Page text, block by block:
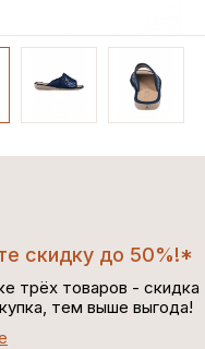
скидку до 50%!*
трёх товаров -
тем выше выгода!